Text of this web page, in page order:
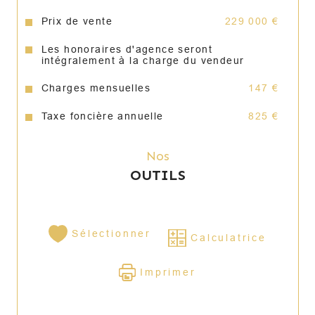
Volets roulants électriques
Électricité remise aux normes
Cuisine équipée (plaque de cuisson,
Cave privative de 5 m²
Prix de vente 229 000 €
Les honoraires d'agence seront
intégralement à la charge du vendeur
Charges mensuelles 147 €
Taxe foncière annuelle 825 €
Nos
OUTILS
Sélectionner Calculatrice
Imprimer